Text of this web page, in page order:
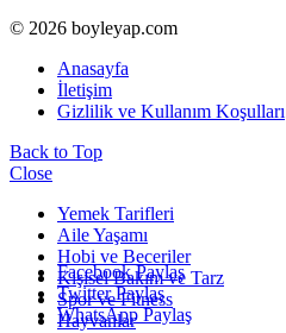
© 2026 boyleyap.com
Anasayfa
İletişim
Gizlilik ve Kullanım Koşulları
Back to Top
Close
Yemek Tarifleri
Aile Yaşamı
Hobi ve Beceriler
Kişisel Bakım ve Tarz
Spor ve Fitness
Hayvanlar
Facebook Paylaş
Twitter Paylaş
WhatsApp Paylaş